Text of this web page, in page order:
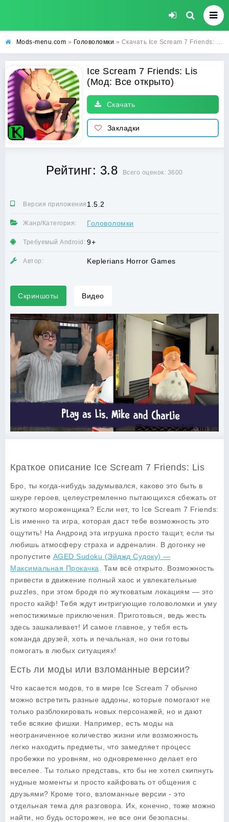
Mods-menu.com » Головоломки » Скачать Ice Scream 7 Friends: Lis Взлом (Все открыто) на Андроид
Ice Scream 7 Friends: Lis
(Мод: Все открыто)
Скачать
Закладки
Рейтинг: 3.8 Всего оценок: 3600
Версия приложения:1.5.2
Жанр/Категория: Головоломки
Требуемый Android: 9+
Автор: Keplerians Horror Games
Скриншоты Видео
Краткое описание Ice Scream 7 Friends: Lis
Бро, ты когда-нибудь задумывался, каково это быть в
шкуре героев, целеустремленно пытающихся сбежать от
жуткого мороженщика? Если нет, то Ice Scream 7 Friends:
Lis именно та игра, которая даст тебе возможность это
ощутить! На Андроид эта игрушка просто тащит, если ты
любишь атмосферу страха и адреналин. В догонку не
пропустите AGED Sudoku (Эйджд Судоку) —
Максимальная Прокачка . Там всё открыто. Возможность
привести в движение полный хаос и увлекательные
puzzles, при этом бродя по жутковатым локациям — это
просто кайф! Тебя ждут интригующие головоломки и уму
непостижимые приключения. Приготовься, ведь жесть
здесь зашкаливает! И самое главное, у тебя есть
команда друзей, хоть и печальная, но они готовы
помогать в любых ситуациях!
Есть ли моды или взломанные версии?
Что касается модов, то в мире Ice Scream 7 обычно
можно встретить разные аддоны, которые помогают не
только разблокировать новых персонажей, но и дают
тебе всякие фишки. Например, есть моды на
неограниченное количество жизни или возможность
легко находить предметы, что замедляет процесс
пробежки по уровням, но одновременно делает его
веселее. Ты только представь, кто бы не хотел скипнуть
нудные моменты и просто кайфовать от общения с
друзьями? Кроме того, взломанные версии - это
отдельная тема для разговора. Их, конечно, тоже можно
найти, но будь осторожен, не все они безопасны.